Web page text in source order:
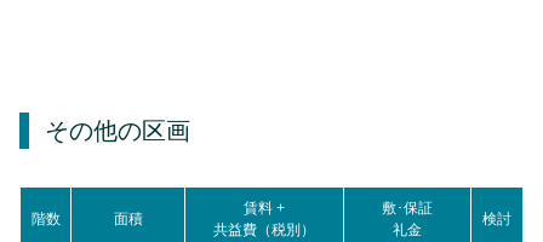
その他の区画
階数 面積
賃料 +
共益費（税別）
敷･保証
礼金
検討